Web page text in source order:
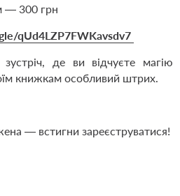
— 300 грн
qUd4LZP7FWKavsdv7
де ви відчуєте магію
книжкам особливий штрих.
— встигни зареєструватися!